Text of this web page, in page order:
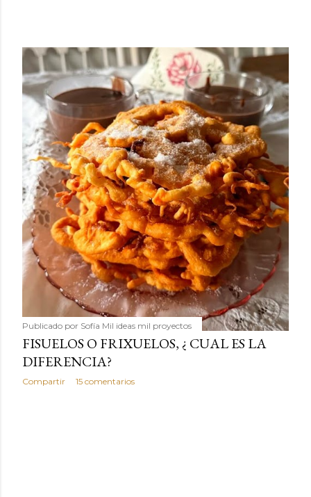
Publicado por Sofía Mil ideas mil proyectos
FISUELOS O FRIXUELOS, ¿ CUAL ES LA
DIFERENCIA?
Compartir 15 comentarios